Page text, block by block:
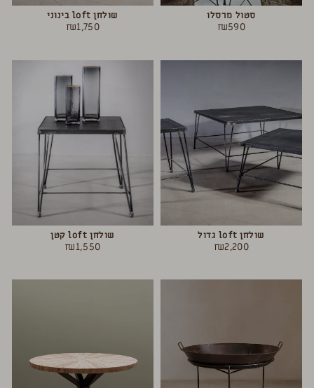
סטול מרסלו
₪590
שולחן loft בינוני
₪1,750
שולחן loft גדול
₪2,200
שולחן loft קטן
₪1,550